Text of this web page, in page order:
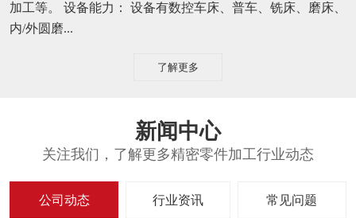
加工等。 设备能力： 设备有数控车床、普车、铣床、磨床、
内/外圆磨...
了解更多
新闻中心
关注我们，了解更多精密零件加工行业动态
公司动态 行业资讯 常见问题